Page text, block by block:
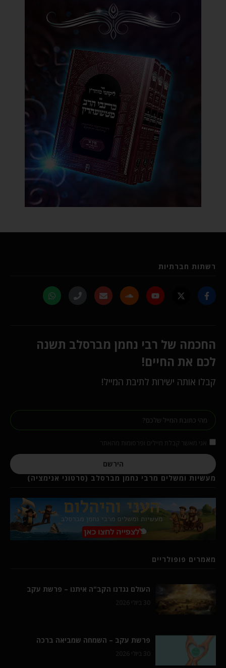
רשתות חברתיות
החכמה של רבי נחמן מברסלב תשנה
לכם את החיים!
קבלו אותה ישירות לתיבת המייל!
הירשם
מעשיות ומשלים מרבי נחמן מברסלב (סרטוני אנימציה)
מאמרים פופולריים
העולם נגדנו הקב"ה איתנו – פרשת עקב
30 ביולי 2026
פרשת עקב – השמחה שמביאה ברכה
30 ביולי 2026